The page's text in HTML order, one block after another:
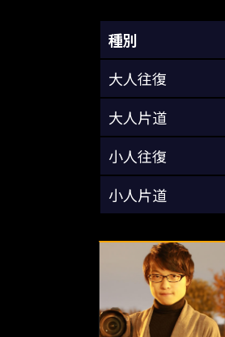
種別
大人往復
大人片道
小人往復
小人片道